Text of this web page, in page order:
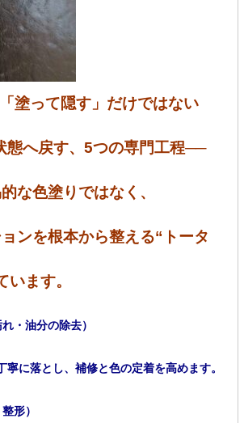
塗って隠す」だけではない
態へ戻す、5つの専門工程──
な色塗りではなく、
ンを根本から整える“トータ
います。
・油分の除去）
寧に落とし、補修と色の定着を高めます。
形）